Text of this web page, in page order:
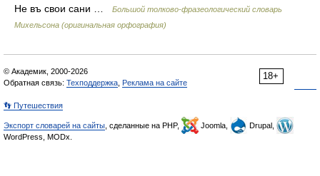
Не въ свои сани …
Большой толково-фразеологический словарь
Михельсона (оригинальная орфография)
18+
© Академик, 2000-2026
Обратная связь: Техподдержка Реклама на сайте
👣 Путешествия
Экспорт словарей на сайты , сделанные на PHP, Joomla,
Drupal,
WordPress, MODx.